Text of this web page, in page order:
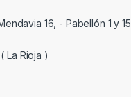
16, - Pabellón 1 y 15,
La Rioja )